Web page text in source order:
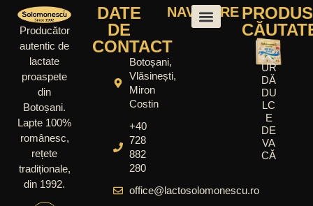
Producător
autentic de
lactate
proaspete
din
Botoșani.
Lapte 100%
românesc,
rețete
tradiționale,
din 1992.
DATE
DE
CONTACT
Botoșani,
Vlăsinești,
Miron
Costin
+40
728
882
280
office@lactosolomonescu.ro
NAVIGARE
UR
DĂ
DU
LC
E
DE
VA
CĂ